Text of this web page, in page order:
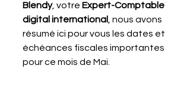
Blendy, votre Expert-Comptable
digital international
, nous avons
résumé ici pour vous les dates et
échéances fiscales importantes
pour ce mois de Mai.